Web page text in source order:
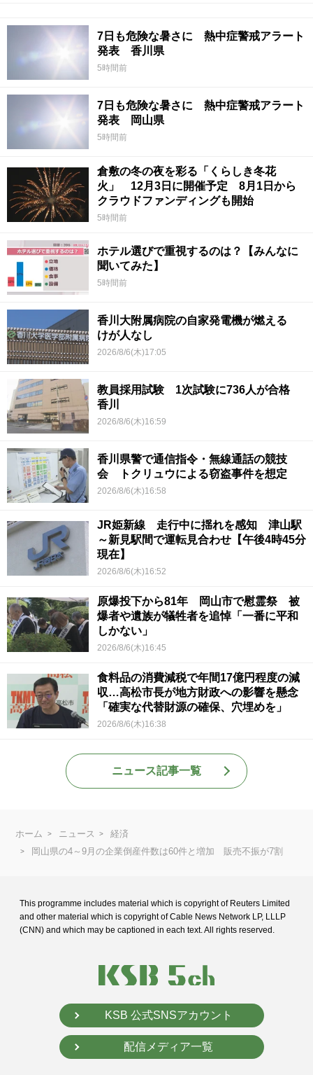
7日も危険な暑さに 熱中症警戒アラート
発表 香川県
5時間前
7日も危険な暑さに 熱中症警戒アラート
発表 岡山県
5時間前
倉敷の冬の夜を彩る「くらしき冬花
火」 12月3日に開催予定 8月1日から
クラウドファンディングも開始
5時間前
ホテル選びで重視するのは？【みんなに
聞いてみた】
5時間前
香川大附属病院の自家発電機が燃える
けが人なし
2026/8/6(木)17:05
教員採用試験 1次試験に736人が合格
香川
2026/8/6(木)16:59
香川県警で通信指令・無線通話の競技
会 トクリュウによる窃盗事件を想定
2026/8/6(木)16:58
JR姫新線 走行中に揺れを感知 津山駅
～新見駅間で運転見合わせ【午後4時45分
現在】
2026/8/6(木)16:52
原爆投下から81年 岡山市で慰霊祭 被
爆者や遺族が犠牲者を追悼「一番に平和
しかない」
2026/8/6(木)16:45
食料品の消費減税で年間17億円程度の減
収…高松市長が地方財政への影響を懸念
「確実な代替財源の確保、穴埋めを」
2026/8/6(木)16:38
ニュース記事一覧
ホーム ニュース
経済
岡山県の4～9月の企業倒産件数は60件と増加 販売不振が7割
This programme includes material which is copyright of Reuters Limited
and other material which is copyright of Cable News Network LP, LLLP
(CNN) and which may be captioned in each text. All rights reserved.
KSB 公式SNSアカウント
配信メディア一覧